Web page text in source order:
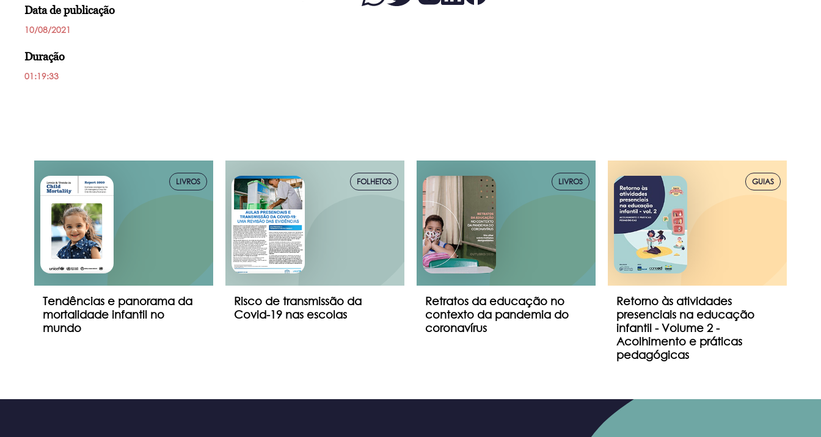
Data de publicação
10/08/2021
Duração
01:19:33
LIVROS
Tendências e panorama da
mortalidade infantil no
mundo
FOLHETOS
Risco de transmissão da
Covid-19 nas escolas
LIVROS
Retratos da educação no
contexto da pandemia do
coronavírus
GUIAS
Retorno às atividades
presenciais na educação
infantil - Volume 2 -
Acolhimento e práticas
pedagógicas